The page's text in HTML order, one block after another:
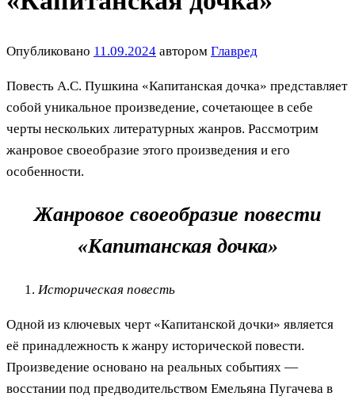
Опубликовано 11.09.2024 автором Главред
Повесть А.С. Пушкина «Капитанская дочка» представляет
собой уникальное произведение, сочетающее в себе
черты нескольких литературных жанров. Рассмотрим
жанровое своеобразие этого произведения и его
особенности.
Жанровое своеобразие повести
«Капитанская дочка»
Историческая повесть
Одной из ключевых черт «Капитанской дочки» является
её принадлежность к жанру исторической повести.
Произведение основано на реальных событиях —
восстании под предводительством Емельяна Пугачева в